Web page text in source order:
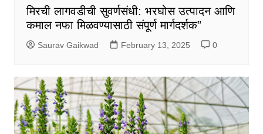
मिरची लागवडीची सुवर्णसंधी: भरघोस उत्पादन आणि
कमाल नफा मिळवण्यासाठी संपूर्ण मार्गदर्शक”
Saurav Gaikwad February 13, 2025 0